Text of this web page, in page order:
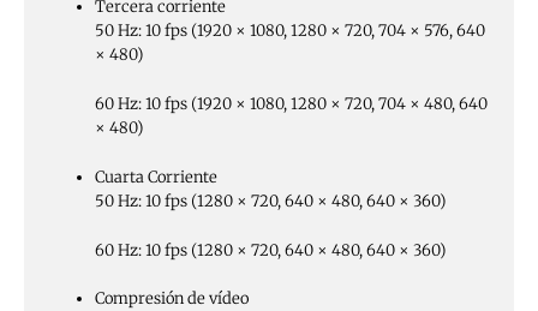
Tercera corriente
50 Hz: 10 fps (1920 × 1080, 1280 × 720, 704 × 576, 640
× 480)
60 Hz: 10 fps (1920 × 1080, 1280 × 720, 704 × 480, 640
× 480)
Cuarta Corriente
50 Hz: 10 fps (1280 × 720, 640 × 480, 640 × 360)
60 Hz: 10 fps (1280 × 720, 640 × 480, 640 × 360)
Compresión de vídeo